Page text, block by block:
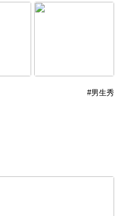
#男生秀